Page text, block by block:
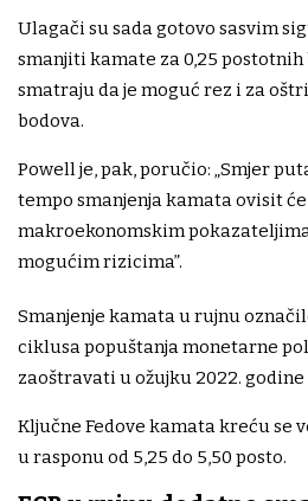
Ulagači su sada gotovo sasvim
smanjiti kamate za 0,25 postotnih
smatraju da je moguć rez i za
bodova.
Powell je, pak, poručio: „Smjer
tempo smanjenja kamata ovisit
makroekonomskim
mogućim rizicima”.
Smanjenje kamata u rujnu
ciklusa popuštanja monetarne
zaoštravati u ožujku 2022.
Ključne Fedove kamata kreću se
u rasponu od 5,25 do 5,50 posto.